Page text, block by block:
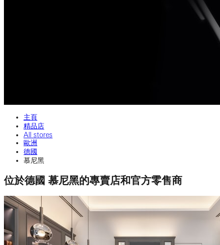
主頁
精品店
All stores
歐洲
德國
慕尼黑
位於德國 慕尼黑的專賣店和官方零售商